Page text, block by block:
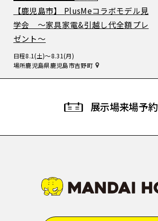
【鹿児島市】 PlusMeコラボモデル見
学会 〜家具家電&引越し代全額プレ
ゼント〜
日程8.1(土)〜8.31(月)
場所鹿児島県鹿児島市吉野町
展示場来場予約